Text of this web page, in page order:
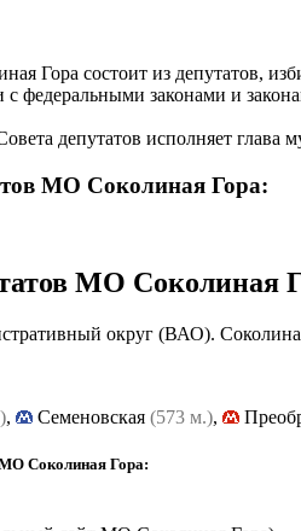
Гора состоит из депутатов,
с федеральными законами и
депутатов исполняет глава
МО Соколиная Гора:
МО Соколиная
округ (ВАО).
, Cеменовская (573 м.),
Соколиная Гора: